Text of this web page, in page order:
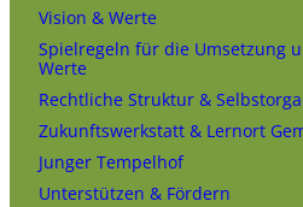
Vision & Werte
Spielregeln für die Umsetzung
Werte
Rechtliche Struktur &
Zukunftswerkstatt & Lernort
Junger Tempelhof
Unterstützen & Fördern